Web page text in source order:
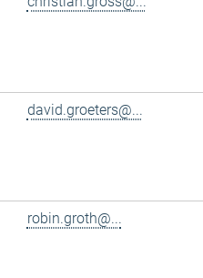
david.groeters@...
robin.groth@...